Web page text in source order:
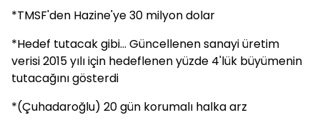
*TMSF'den Hazine'ye 30 milyon dolar
*Hedef tutacak gibi... Güncellenen sanayi üretim
verisi 2015 yılı için hedeflenen yüzde 4'lük büyümenin
tutacağını gösterdi
*(Çuhadaroğlu) 20 gün korumalı halka arz